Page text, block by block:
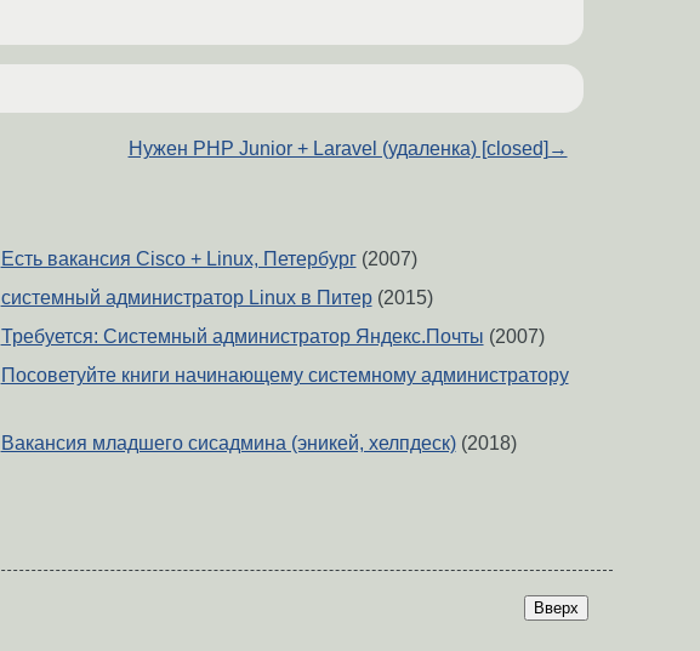
Нужен PHP Junior + Laravel (удаленка) [closed] →
Есть вакансия Cisco + Linux, Петербург(2007)
системный администратор Linux в Питер(2015)
Требуется: Системный администратор Яндекс.Почты (2007)
Посоветуйте книги начинающему системному администратору
Вакансия младшего сисадмина (эникей, хелпдеск)(2018)
Вверх